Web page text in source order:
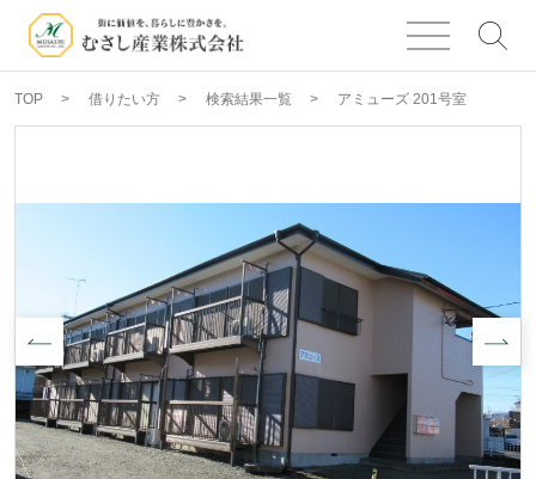
TOP 借りたい方 検索結果一覧 アミューズ 201号室